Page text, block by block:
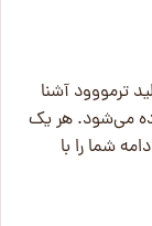
ترمووود آشنا
می‌شود. هر یک
شما را با